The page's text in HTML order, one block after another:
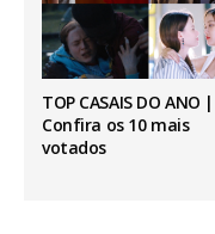
TOP CASAIS DO ANO |
Confira os 10 mais
votados